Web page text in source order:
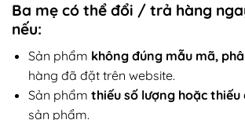
Ba mẹ có thể đổi / trả hàng
nếu:
Sản phẩm không đúng mẫu mã,
hàng đã đặt trên website.
Sản phẩm thiếu số lượng hoặc thiếu
sản phẩm.